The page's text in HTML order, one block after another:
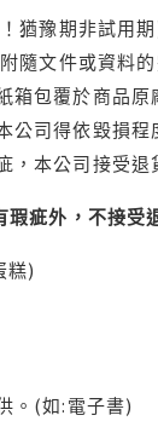
猶豫期非試用
隨文件或資料的
包覆於商品
公司得依毀損
本公司接受退
疵外，不接受
糕)
。(如:電子書)